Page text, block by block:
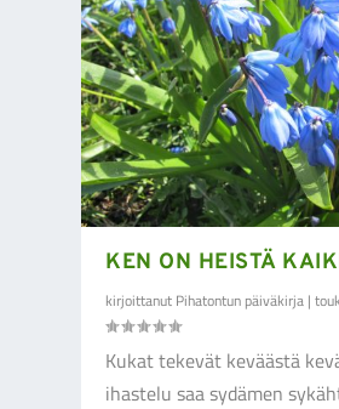
KEN ON HEISTÄ
kirjoittanut Pihatontun päiväkirja |
Kukat tekevät keväästä
ihastelu saa sydämen